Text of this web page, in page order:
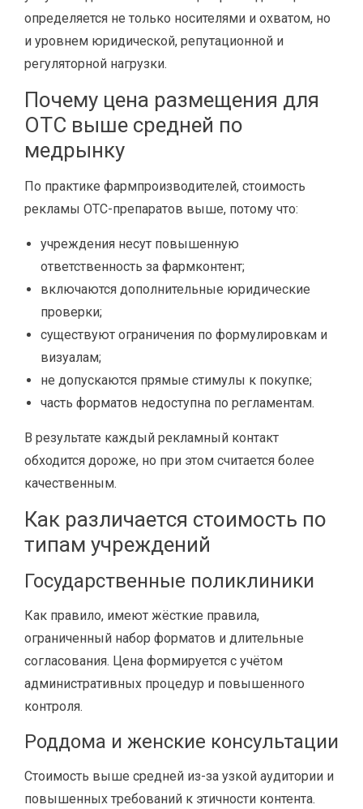
определяется не только носителями и охватом, но
и уровнем юридической, репутационной и
регуляторной нагрузки.
Почему цена размещения для
OTC выше средней по
медрынку
По практике фармпроизводителей, стоимость
рекламы OTC-препаратов выше, потому что:
учреждения несут повышенную
ответственность за фармконтент;
включаются дополнительные юридические
проверки;
существуют ограничения по формулировкам и
визуалам;
не допускаются прямые стимулы к покупке;
часть форматов недоступна по регламентам.
В результате каждый рекламный контакт
обходится дороже, но при этом считается более
качественным.
Как различается стоимость по
типам учреждений
Государственные поликлиники
Как правило, имеют жёсткие правила,
ограниченный набор форматов и длительные
согласования. Цена формируется с учётом
административных процедур и повышенного
контроля.
Роддома и женские консультации
Стоимость выше средней из-за узкой аудитории и
повышенных требований к этичности контента.